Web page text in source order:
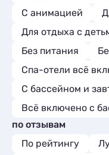
С анимацией
Для отдыха с
Без питания
Спа-отели всё
С бассейном и
Всё включено с
по отзывам
По рейтингу